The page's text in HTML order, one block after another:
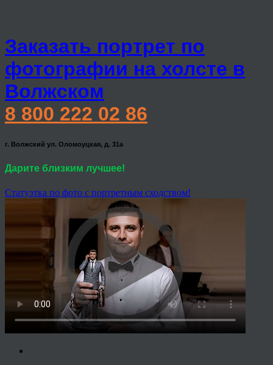
Заказать портрет по
фотографии на холсте в
Волжском
8 800 222 02 86
г. Волжский ул. Оломоуцкая, д. 31а
Дарите близким лучшее!
Статуэтка по фото с портретным сходством!